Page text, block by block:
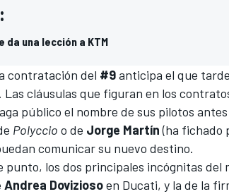
da una lección a KTM
contratación del #9anticipa el que
Las cláusulas que figuran en los
público el nombre de sus pilotos
Polyccio o de Jorge Martín(ha fichado
comunicar su nuevo destino.
punto, los dos principales incógnitas del
Andrea Doviziosoen Ducati, y la de la